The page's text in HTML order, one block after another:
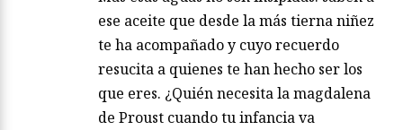
ese aceite que desde la más tierna niñez
te ha acompañado y cuyo recuerdo
resucita a quienes te han hecho ser los
que eres. ¿Quién necesita la magdalena
de Proust cuando tu infancia va